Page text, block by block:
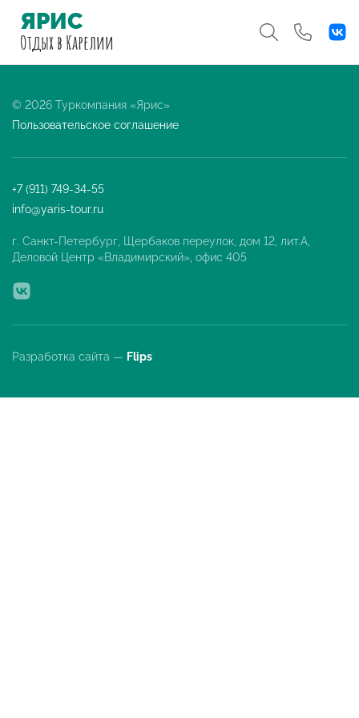
ЯРИС
Отдыхв Карелии
© 2026 Туркомпания «Ярис»
Пользовательское соглашение
+7 (911) 749-34-55
info@yaris-tour.ru
г. Санкт-Петербург, Щербаков переулок, дом 12, лит.А,
Деловой Центр «Владимирский», офис 405
Разработка сайта — Flips